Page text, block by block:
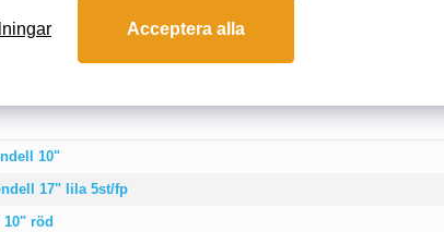
F G J K L M
8 9
10"
17" lila 5st/fp
röd
Acceptera alla